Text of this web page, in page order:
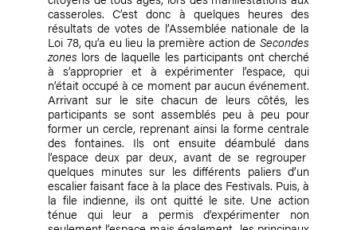
casseroles. C’est donc à quelques heures des
résultats de votes de l’Assemblée nationale de la
Loi 78, qu’a eu lieu la première action de Secondes
zones lors de laquelle les participants ont cherché
à s’approprier et à expérimenter l’espace, qui
n’était occupé à ce moment par aucun événement.
Arrivant sur le site chacun de leurs côtés, les
participants se sont assemblés peu à peu pour
former un cercle, reprenant ainsi la forme centrale
des fontaines. Ils ont ensuite déambulé dans
l’espace deux par deux, avant de se regrouper
quelques minutes sur les différents paliers d’un
escalier faisant face à la place des Festivals. Puis, à
la file indienne, ils ont quitté le site. Une action
ténue qui leur a permis d’expérimenter non